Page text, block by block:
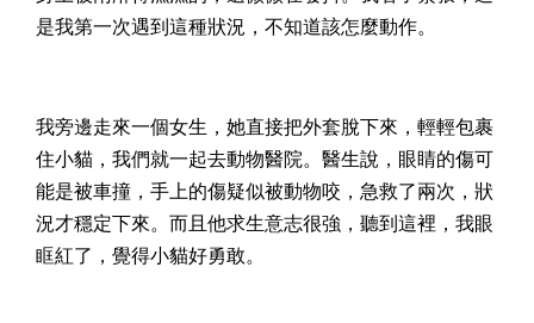
是我第一次遇到這種狀況，不知道該怎麼動作。
我旁邊走來一個女生，她直接把外套脫下來，輕輕包裹
住小貓，我們就一起去動物醫院。醫生說，眼睛的傷可
能是被車撞，手上的傷疑似被動物咬，急救了兩次，狀
況才穩定下來。而且他求生意志很強，聽到這裡，我眼
眶紅了，覺得小貓好勇敢。